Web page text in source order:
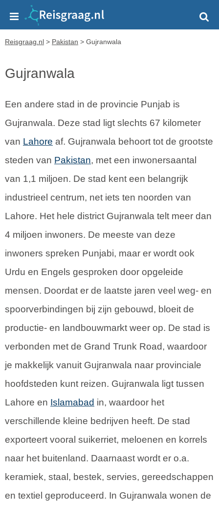
Reisgraag.nl > Pakistan > Gujranwala
Gujranwala
Een andere stad in de provincie Punjab is
Gujranwala. Deze stad ligt slechts 67 kilometer
van Lahore af. Gujranwala behoort tot de grootste
steden van Pakistan, met een inwonersaantal
van 1,1 miljoen. De stad kent een belangrijk
industrieel centrum, net iets ten noorden van
Lahore. Het hele district Gujranwala telt meer dan
4 miljoen inwoners. De meeste van deze
inwoners spreken Punjabi, maar er wordt ook
Urdu en Engels gesproken door opgeleide
mensen. Doordat er de laatste jaren veel weg- en
spoorverbindingen bij zijn gebouwd, bloeit de
productie- en landbouwmarkt weer op. De stad is
verbonden met de Grand Trunk Road, waardoor
je makkelijk vanuit Gujranwala naar provinciale
hoofdsteden kunt reizen. Gujranwala ligt tussen
Lahore en Islamabad in, waardoor het
verschillende kleine bedrijven heeft. De stad
exporteert vooral suikerriet, meloenen en korrels
naar het buitenland. Daarnaast wordt er o.a.
keramiek, staal, bestek, servies, gereedschappen
en textiel geproduceerd. In Gujranwala wonen de